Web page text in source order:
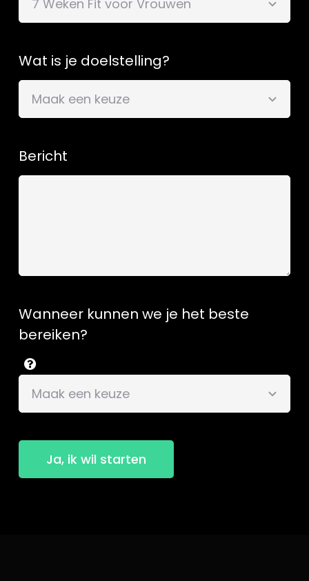
Wat is je doelstelling?
Bericht
Wanneer kunnen we je het beste
bereiken?
Ja, ik wil starten